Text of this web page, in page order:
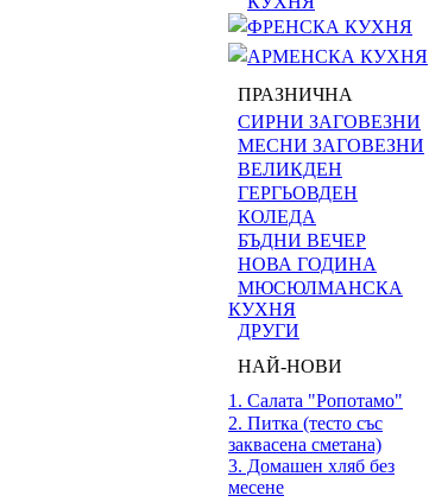
ФРЕНСКА КУХНЯ
АРМЕНСКА КУХНЯ
ПРАЗНИЧНА
СИРНИ ЗАГОВЕЗНИ
МЕСНИ ЗАГОВЕЗНИ
ВЕЛИКДЕН
ГЕРГЬОВДЕН
КОЛЕДА
БЪДНИ ВЕЧЕР
НОВА ГОДИНА
МЮСЮЛМАНСКА
КУХНЯ
ДРУГИ
НАЙ-НОВИ
1. Салата "Ропотамо"
2. Питка (тесто със
заквасена сметана)
3. Домашен хляб без
месене